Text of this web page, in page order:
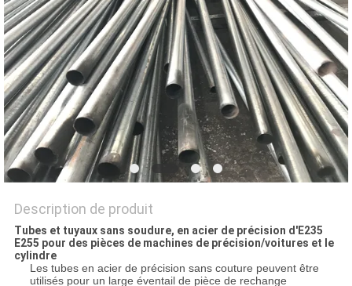
MATIÈRE
DE
PROTECTION
DE
LA
VIE
PRIVÉE
Description de produit
Tubes et tuyaux sans soudure, en acier de précision d'E235
E255 pour des pièces de machines de précision/voitures et le
cylindre
Les tubes en acier de précision sans couture peuvent être
utilisés pour un large éventail de pièce de rechange